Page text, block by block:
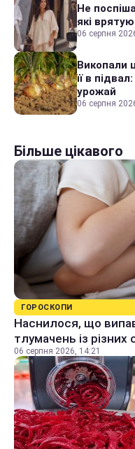
Не
які
06 серпня
Викопали
її в
урожай
06 серпня
Більше цікавого
ГОРОСКОПИ
Наснилося, що
тлумачень із різних
06 серпня 2026, 14:21